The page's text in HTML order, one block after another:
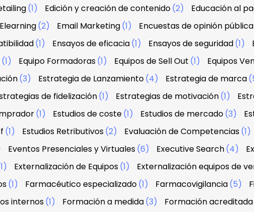
(1) Edición y creación de contenido(2) Educación al
Elearning(2) Email Marketing(1) Encuestas de opinión pública
(1) Ensayos de eficacia(1) Ensayos de seguridad(1)
(1) Equipo Formadoras(1) Equipos de Sell Out (1) Equipos
(3) Estrategia de Lanzamiento(4) Estrategia de marca
de fidelización(1) Estrategias de motivación(1)
(1) Estudios de coste(1) Estudios de mercado(3)
(1) Estudios Retributivos(2) Evaluación de Competencias(1)
Eventos Presenciales y Virtuales(6) Executive Search(4)
Externalización de Equipos(1) Externalización equipos de
(1) Farmacéutico especializado(1) Farmacovigilancia(5)
internos(1) Formación a medida(3) Formación acreditada